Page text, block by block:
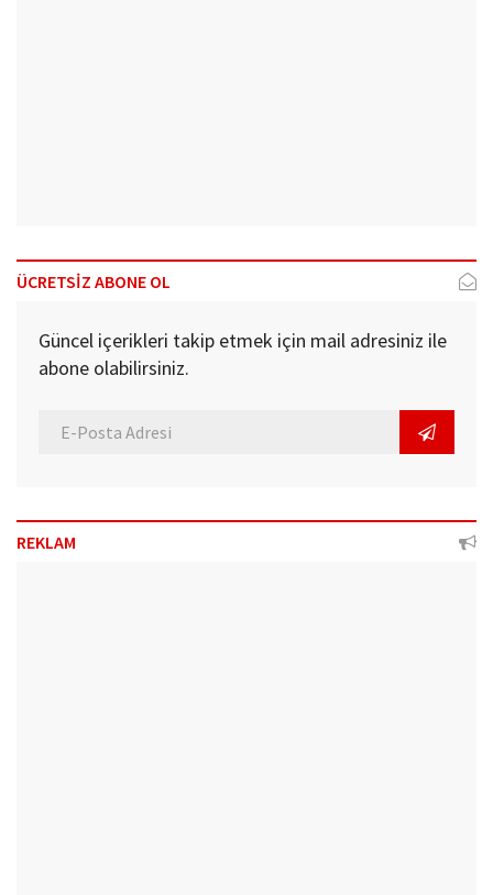
ÜCRETSİZ ABONE OL
Güncel içerikleri takip etmek için mail adresiniz ile
abone olabilirsiniz.
REKLAM